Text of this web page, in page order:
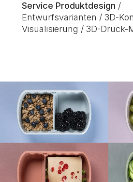
Service Produktdesign /
Entwurfsvarianten / 3D-
Visualisierung / 3D-Druck-